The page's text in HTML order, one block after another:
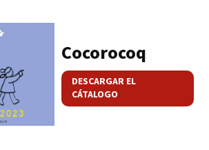
Cocorocoq
DESCARGAR EL
CÁTALOGO